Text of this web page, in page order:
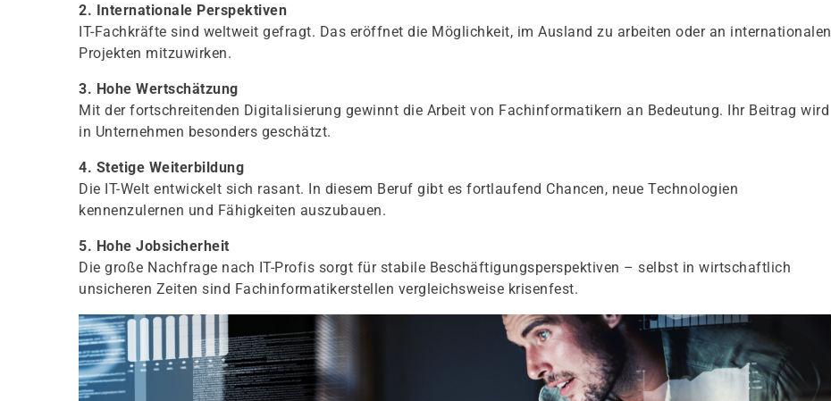
2. Internationale Perspektiven
IT-Fachkräfte sind weltweit gefragt. Das eröffnet die Möglichkeit, im Ausland zu arbeiten oder an internationalen
Projekten mitzuwirken.
3. Hohe Wertschätzung
Mit der fortschreitenden Digitalisierung gewinnt die Arbeit von Fachinformatikern an Bedeutung. Ihr Beitrag wird
in Unternehmen besonders geschätzt.
4. Stetige Weiterbildung
Die IT-Welt entwickelt sich rasant. In diesem Beruf gibt es fortlaufend Chancen, neue Technologien
kennenzulernen und Fähigkeiten auszubauen.
5. Hohe Jobsicherheit
Die große Nachfrage nach IT-Profis sorgt für stabile Beschäftigungsperspektiven – selbst in wirtschaftlich
unsicheren Zeiten sind Fachinformatikerstellen vergleichsweise krisenfest.